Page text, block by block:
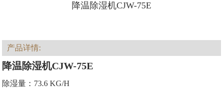
降温除湿机CJW-75E
产品详情:
降温除湿机CJW-75E
除湿量：73.6 KG/H